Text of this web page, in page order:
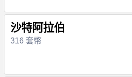
沙特阿拉伯
316 套幣